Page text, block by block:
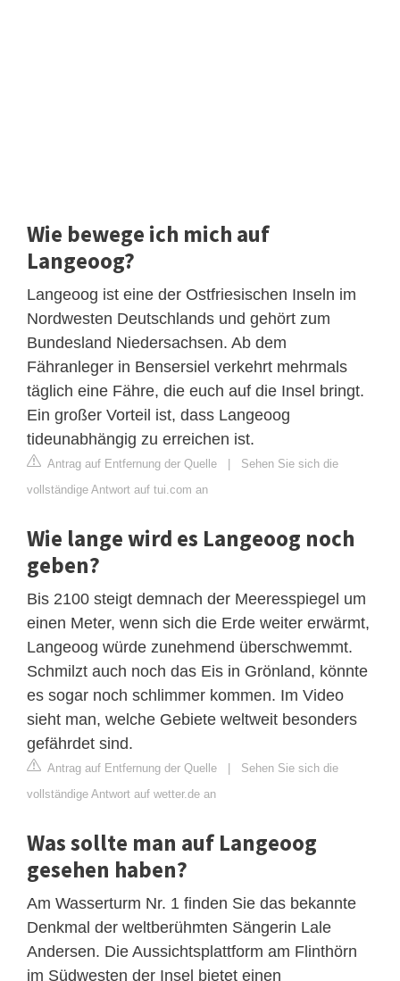
Wie bewege ich mich auf
Langeoog?
Langeoog ist eine der Ostfriesischen Inseln im
Nordwesten Deutschlands und gehört zum
Bundesland Niedersachsen. Ab dem
Fähranleger in Bensersiel verkehrt mehrmals
täglich eine Fähre, die euch auf die Insel bringt.
Ein großer Vorteil ist, dass Langeoog
tideunabhängig zu erreichen ist.
Antrag auf Entfernung der Quelle | Sehen Sie sich die
vollständige Antwort auf tui.com an
Wie lange wird es Langeoog noch
geben?
Bis 2100 steigt demnach der Meeresspiegel um
einen Meter, wenn sich die Erde weiter erwärmt,
Langeoog würde zunehmend überschwemmt.
Schmilzt auch noch das Eis in Grönland, könnte
es sogar noch schlimmer kommen. Im Video
sieht man, welche Gebiete weltweit besonders
gefährdet sind.
Antrag auf Entfernung der Quelle | Sehen Sie sich die
vollständige Antwort auf wetter.de an
Was sollte man auf Langeoog
gesehen haben?
Am Wasserturm Nr. 1 finden Sie das bekannte
Denkmal der weltberühmten Sängerin Lale
Andersen. Die Aussichtsplattform am Flinthörn
im Südwesten der Insel bietet einen